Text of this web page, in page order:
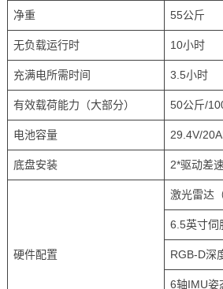
净重 55公斤
无负载运行时 10小时
充满电所需时间 3.5小时
有效载荷能力（大部分） 50公斤/
电池容量 29.4V/
底盘安装 2*驱动差
硬件配置
激光雷达
6.5英寸伺
RGB-D深
6轴IMU姿